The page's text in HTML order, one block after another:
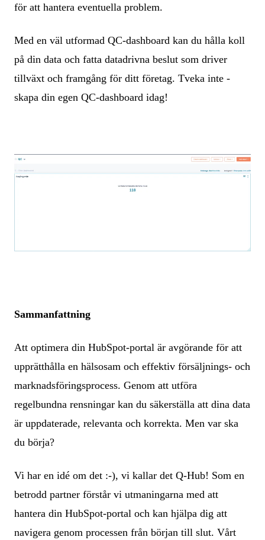
för att hantera eventuella problem.
Med en väl utformad QC-dashboard kan du hålla koll
på din data och fatta datadrivna beslut som driver
tillväxt och framgång för ditt företag. Tveka inte -
skapa din egen QC-dashboard idag!
Sammanfattning
Att optimera din HubSpot-portal är avgörande för att
upprätthålla en hälsosam och effektiv försäljnings- och
marknadsföringsprocess. Genom att utföra
regelbundna rensningar kan du säkerställa att dina data
är uppdaterade, relevanta och korrekta. Men var ska
du börja?
Vi har en idé om det :-), vi kallar det Q-Hub! Som en
betrodd partner förstår vi utmaningarna med att
hantera din HubSpot-portal och kan hjälpa dig att
navigera genom processen från början till slut. Vårt